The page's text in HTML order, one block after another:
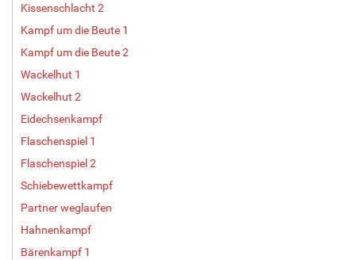
Kissenschlacht 2
Kampf um die Beute 1
Kampf um die Beute 2
Wackelhut 1
Wackelhut 2
Eidechsenkampf
Flaschenspiel 1
Flaschenspiel 2
Schiebewettkampf
Partner weglaufen
Hahnenkampf
Bärenkampf 1